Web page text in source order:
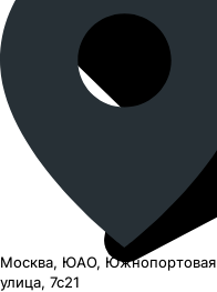
Москва, ЮАО, Южнопортовая
улица, 7с21